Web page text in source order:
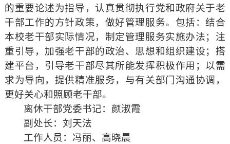
的重要论述为指导，认真贯彻执行党和政府关于老
干部工作的方针政策，做好管理服务。包括：结合
本校老干部实际情况，制定管理服务实施办法；注
重引导，加强老干部的政治、思想和组织建设；搭
建平台，引导老干部尽其所能发挥积极作用；以需
求为导向，提供精准服务，与有关部门沟通协调，
更好关心和照顾老干部。
离休干部党委书记：颜淑霞
副处长：刘天法
工作人员：冯丽、高晓晨